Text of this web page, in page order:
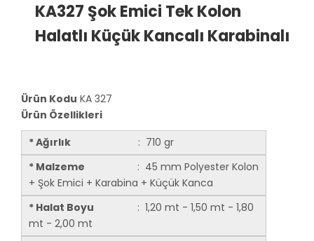
KA327 Şok Emici Tek Kolon
Halatlı Küçük Kancalı Karabinalı
Ürün Kodu KA 327
Ürün Özellikleri
* Ağırlık
: 710 gr
* Malzeme
: 45 mm Polyester Kolon
+ Şok Emici + Karabina + Küçük Kanca
* Halat Boyu
: 1,20 mt - 1,50 mt - 1,80
mt - 2,00 mt